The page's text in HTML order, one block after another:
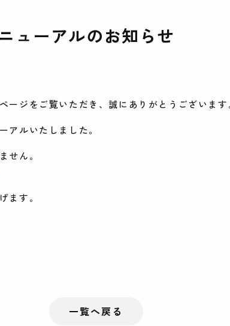
ューアルのお知らせ
ージをご覧いただき、誠にありがとうございま
アルいたしました。
せん。
ます。
一覧へ戻る